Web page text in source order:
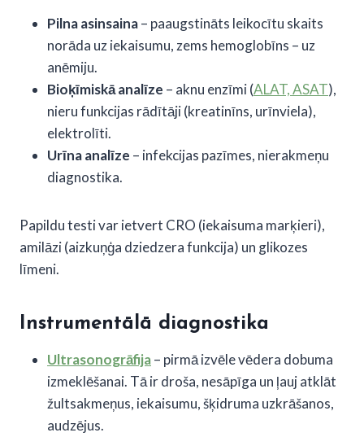
Pilna asinsaina– paaugstināts leikocītu skaits
norāda uz iekaisumu, zems hemoglobīns – uz
anēmiju.
Bioķīmiskā analīze – aknu enzīmi (ALAT, ASAT),
nieru funkcijas rādītāji (kreatinīns, urīnviela),
elektrolīti.
Urīna analīze – infekcijas pazīmes, nierakmeņu
diagnostika.
Papildu testi var ietvert CRO (iekaisuma marķieri),
amilāzi (aizkuņģa dziedzera funkcija) un glikozes
līmeni.
Instrumentālā diagnostika
Ultrasonogrāfija– pirmā izvēle vēdera dobuma
izmeklēšanai. Tā ir droša, nesāpīga un ļauj atklāt
žultsakmeņus, iekaisumu, šķidruma uzkrāšanos,
audzējus.